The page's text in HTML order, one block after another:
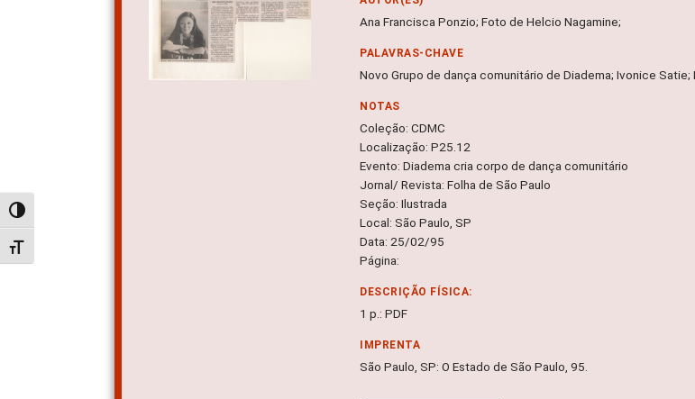
Alternar alto contraste
Alternar tamanho da fonte
Ana Francisca Ponzio; Foto de Helcio Nagamine;
PALAVRAS-CHAVE
Novo Grupo de dança comunitário de Diadema; Ivonice Satie;
NOTAS
Coleção: CDMC
Localização: P25.12
Evento: Diadema cria corpo de dança comunitário
Jornal/ Revista: Folha de São Paulo
Seção: Ilustrada
Local: São Paulo, SP
Data: 25/02/95
Página:
DESCRIÇÃO FÍSICA:
1 p.: PDF
IMPRENTA
São Paulo, SP: O Estado de São Paulo, 95.